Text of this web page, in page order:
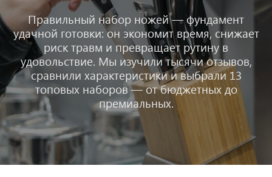
Правильный набор ножей — фундамент
удачной готовки: он экономит время, снижает
риск травм и превращает рутину в
удовольствие. Мы изучили тысячи отзывов,
сравнили характеристики и выбрали 13
топовых наборов — от бюджетных до
премиальных.